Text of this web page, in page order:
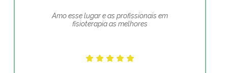
Amo esse lugar e as profissionais em
fisioterapia as melhores